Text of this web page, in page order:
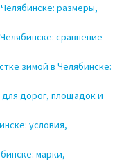
размеры,
сравнение
зимой в Челябинске:
для дорог, площадок и
условия,
марки,